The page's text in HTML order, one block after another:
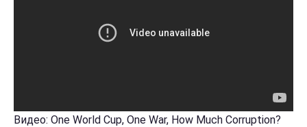
Видео: One World Cup, One War, How Much Corruption?